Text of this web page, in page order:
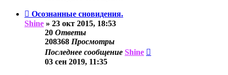
Осознанные сновидения.
Shine » 23 окт 2015, 18:53
20 Ответы
208368 Просмотры
Последнее сообщение Shine
03 сен 2019, 11:35